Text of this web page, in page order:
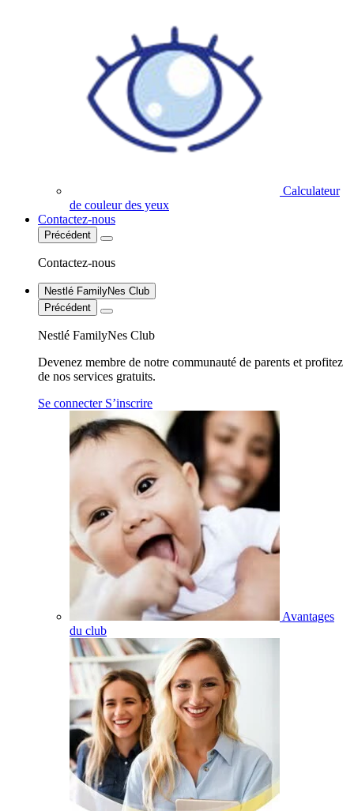
Calculateur
de couleur des yeux
Contactez-nous
Précédent
Contactez-nous
Nestlé FamilyNes Club
Précédent
Nestlé FamilyNes Club
Devenez membre de notre communauté de parents et profitez
de nos services gratuits.
Se connecter S’inscrire
Avantages
du club